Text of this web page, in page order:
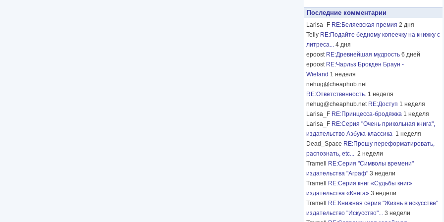
Последние комментарии
Larisa_F RE:Беляевская премия 2 дня
Telly RE:Подайте бедному копеечку на книжку с
литреса... 4 дня
epoost RE:Древнейшая мудрость 6 дней
epoost RE:Чарльз Брокден Браун -
Wieland 1 неделя
nehug@cheaphub.net
RE:Ответственность. 1 неделя
nehug@cheaphub.net RE:Доступ 1 неделя
Larisa_F RE:Принцесса-бродяжка 1 неделя
Larisa_F RE:Серия "Очень прикольная книга",
издательство Азбука-классика 1 неделя
Dead_Space RE:Прошу переформатировать,
распознать, etc... 2 недели
Tramell
RE:Серия "Символы времени"
издательства "Аграф" 3 недели
Tramell
RE:Серия книг «Судьбы книг»
издательства «Книга» 3 недели
Tramell
RE:Книжная серия "Жизнь в искусстве"
издательство "Искусство"... 3 недели